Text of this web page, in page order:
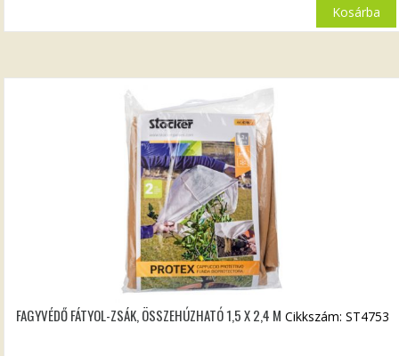
Kosárba
FAGYVÉDŐ FÁTYOL-ZSÁK, ÖSSZEHÚZHATÓ 1,5 X 2,4 M Cikkszám: ST4753